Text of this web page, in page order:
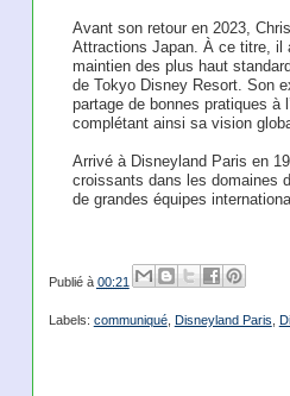
Avant son retour en 2023,
Attractions Japan. À ce titre, il
maintien des plus haut
de Tokyo Disney Resort. Son
partage de bonnes pratiques à
complétant ainsi sa vision
Arrivé à Disneyland Paris en
croissants dans les domaines
de grandes équipes
Publié à 00:21
Labels: communiqué, Disneyland Paris